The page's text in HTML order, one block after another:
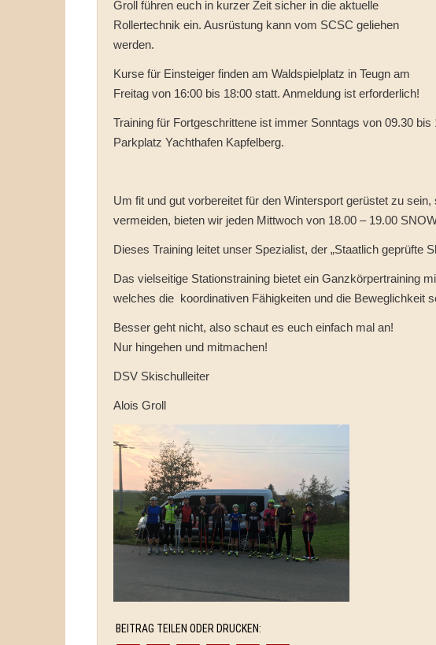
Groll führen euch in kurzer Zeit sicher in die aktuelle
Rollertechnik ein. Ausrüstung kann vom SCSC geliehen
werden.
Kurse für Einsteiger finden am Waldspielplatz in Teugn am
Freitag von 16:00 bis 18:00 statt. Anmeldung ist erforderlich!
Training für Fortgeschrittene ist immer Sonntags von 09.30
Parkplatz Yachthafen Kapfelberg.
Um fit und gut vorbereitet für den Wintersport gerüstet zu
vermeiden, bieten wir jeden Mittwoch von 18.00 – 19.00
Dieses Training leitet unser Spezialist, der „Staatlich geprüfte
Das vielseitige Stationstraining bietet ein Ganzkörpertraining
welches die koordinativen Fähigkeiten und die Beweglichkeit
Besser geht nicht, also schaut es euch einfach mal an!
Nur hingehen und mitmachen!
DSV Skischulleiter
Alois Groll
BEITRAG TEILEN ODER DRUCKEN: